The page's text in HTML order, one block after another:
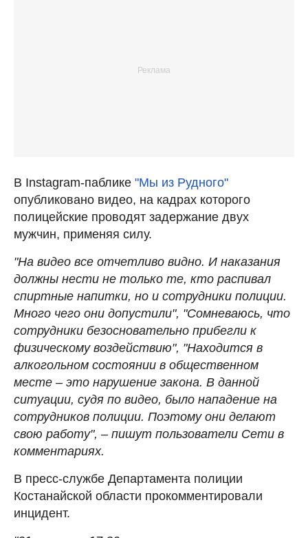
В Instagram-паблике "Мы из Рудного"
опубликовано видео, на кадрах которого
полицейские проводят задержание двух
мужчин, применяя силу.
"На видео все отчетливо видно. И наказания
должны нести не только те, кто распивал
спиртные напитки, но и сотрудники полиции.
Много чего они допустили", "Сомневаюсь, что
сотрудники безосновательно прибегли к
физическому воздействию", "Находится в
алкогольном состоянии в общественном
месте – это нарушение закона. В данной
ситуации, судя по видео, было нападение на
сотрудников полиции. Поэтому они делают
свою работу", – пишут пользователи Сети в
комментариях.
В пресс-службе Департамента полиции
Костанайской области прокомментировали
инцидент.